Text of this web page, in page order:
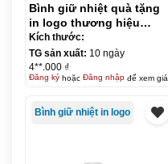
Bình giữ nhiệt quà tặng
in logo thương hiệu
LocknLock Colorful
Tumbler (FUNCOLOR)
390ml KQ-BGN03
Kích thước:
TG sản xuất: 10 ngày
4**.000 ₫
Đăng kýhoặc Đăng nhậpđể xem giá
Bình giữ nhiệt in logo